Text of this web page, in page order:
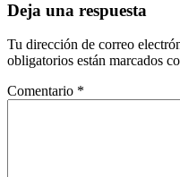
Deja una respuesta
Tu dirección de correo
obligatorios están marcados
Comentario *